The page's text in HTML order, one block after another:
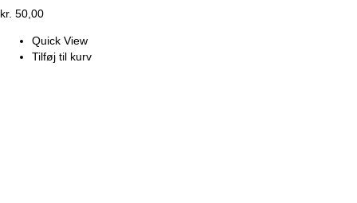
kr. 50,00
Quick View
Tilføj til kurv